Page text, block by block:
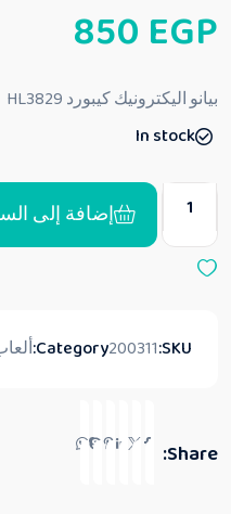
م
ا
ي
م
ن
850 EGP
بيانو اليكترونيك كيبورد HL3829
In stock
إضافة إلى
SKU:
200311
Category:
Share: